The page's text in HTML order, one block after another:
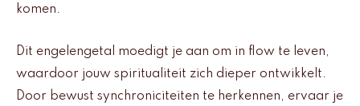
komen.
Dit engelengetal moedigt je aan om in flow te leven,
waardoor jouw spiritualiteit zich dieper ontwikkelt.
Door bewust synchroniciteiten te herkennen, ervaar je